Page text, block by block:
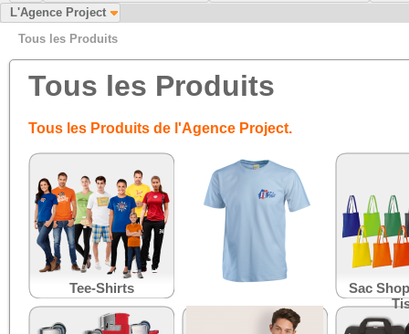
L'Agence Project
Tous les Produits
Tous les Produits
Tous les Produits de l'Agence Project.
Tee-Shirts Tee-shirt Coton Bio
Sac